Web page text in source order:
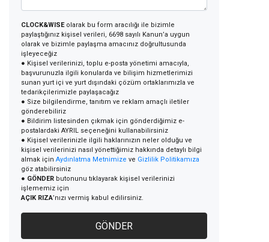
CLOCK&WISEolarak bu form aracılığı ile bizimle
paylaştığınız kişisel verileri, 6698 sayılı Kanun’a uygun
olarak ve bizimle paylaşma amacınız doğrultusunda
işleyeceğiz
● Kişisel verilerinizi, toplu e-posta yönetimi amacıyla,
başvurunuzla ilgili konularda ve bilişim hizmetlerimizi
sunan yurt içi ve yurt dışındaki çözüm ortaklarımızla ve
tedarikçilerimizle paylaşacağız
● Size bilgilendirme, tanıtım ve reklam amaçlı iletiler
gönderebiliriz
● Bildirim listesinden çıkmak için gönderdiğimiz e-
postalardaki AYRIL seçeneğini kullanabilirsiniz
● Kişisel verilerinizle ilgili haklarınızın neler olduğu ve
kişisel verilerinizi nasıl yönettiğimiz hakkında detaylı bilgi
almak için Aydınlatma Metnimize ve Gizlilik Politikamıza
göz atabilirsiniz
● GÖNDER butonunu tıklayarak kişisel verilerinizi
işlememiz için
AÇIK RIZA’nızı vermiş kabul edilirsiniz.
GÖNDER